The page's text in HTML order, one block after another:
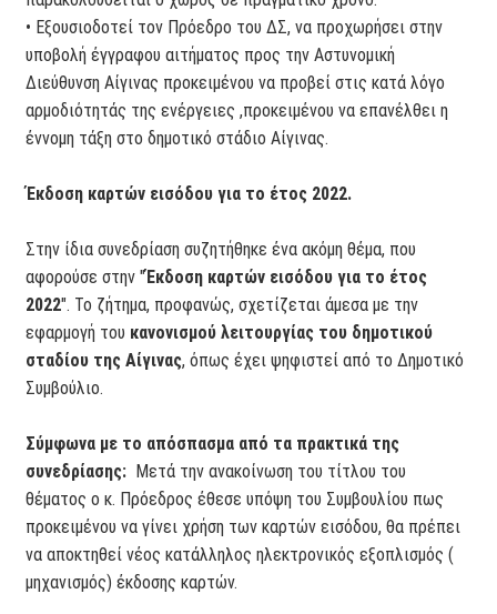
• Εξουσιοδοτεί τον Πρόεδρο του ΔΣ, να προχωρήσει στην
υποβολή έγγραφου αιτήματος προς την Αστυνομική
Διεύθυνση Αίγινας προκειμένου να προβεί στις κατά λόγο
αρμοδιότητάς της ενέργειες ,προκειμένου να επανέλθει η
έννομη τάξη στο δημοτικό στάδιο Αίγινας.
Έκδοση καρτών εισόδου για το έτος 2022.
Στην ίδια συνεδρίαση συζητήθηκε ένα ακόμη θέμα, που
αφορούσε στην "Έκδοση καρτών εισόδου για το έτος
2022". Το ζήτημα, προφανώς, σχετίζεται άμεσα με την
εφαρμογή του κανονισμού λειτουργίας του δημοτικού
σταδίου της Αίγινας, όπως έχει ψηφιστεί από το Δημοτικό
Συμβούλιο.
Σύμφωνα με το απόσπασμα από τα πρακτικά της
συνεδρίασης: Μετά την ανακοίνωση του τίτλου του
θέματος ο κ. Πρόεδρος έθεσε υπόψη του Συμβουλίου πως
προκειμένου να γίνει χρήση των καρτών εισόδου, θα πρέπει
να αποκτηθεί νέος κατάλληλος ηλεκτρονικός εξοπλισμός (
μηχανισμός) έκδοσης καρτών.